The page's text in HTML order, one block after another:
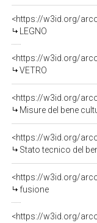
<https://w3id.org/
LEGNO
<https://w3id.org/
VETRO
<https://w3id.org/
Misure del bene
<https://w3id.org/
Stato tecnico del
<https://w3id.org/
fusione
<https://w3id.org/